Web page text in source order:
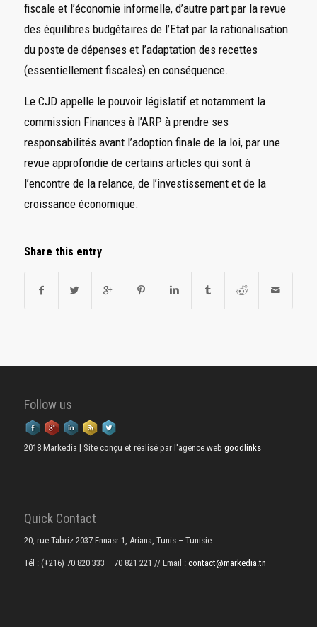
fiscale et l’économie informelle, d’autre part par la revue
des équilibres budgétaires de l’Etat par la rationalisation
du poste de dépenses et l’adaptation des recettes
(essentiellement fiscales) en conséquence.
Le CJD appelle le pouvoir législatif et notamment la
commission Finances à l’ARP à prendre ses
responsabilités avant l’adoption finale de la loi, par une
revue approfondie de certains articles qui sont à
l’encontre de la relance, de l’investissement et de la
croissance économique.
Share this entry
Follow us
2018 Markedia | Site conçu et réalisé par l'agence web goodlinks
Quick Contact
20, rue Tabriz 2037 Ennasr 1, Ariana, Tunis – Tunisie
Tél : (+216) 70 820 333 – 70 821 221 // Email : contact@markedia.tn